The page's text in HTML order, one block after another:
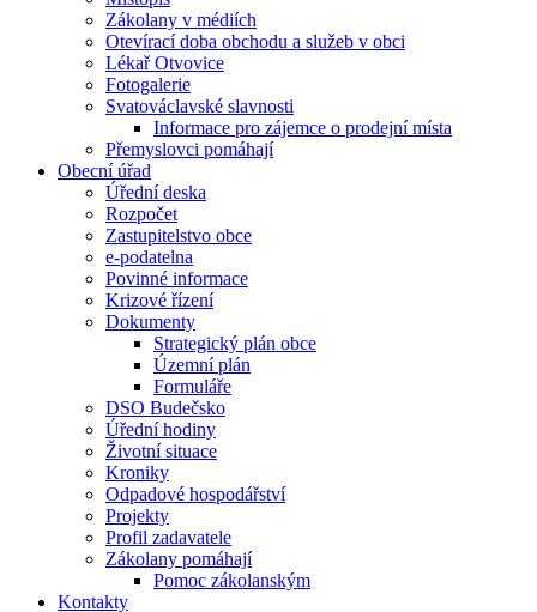
Zákolany v médiích
Otevírací doba obchodu a služeb v obci
Lékař Otvovice
Fotogalerie
Svatováclavské slavnosti
Informace pro zájemce o prodejní místa
Přemyslovci pomáhají
Obecní úřad
Úřední deska
Rozpočet
Zastupitelstvo obce
e-podatelna
Povinné informace
Krizové řízení
Dokumenty
Strategický plán obce
Územní plán
Formuláře
DSO Budečsko
Úřední hodiny
Životní situace
Kroniky
Odpadové hospodářství
Projekty
Profil zadavatele
Zákolany pomáhají
Pomoc zákolanským
Kontakty